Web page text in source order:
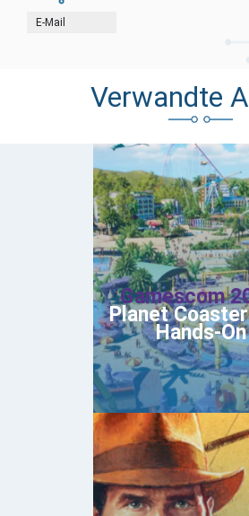
E-Mail
Verwandte
Gamescom
Planet
Hands-On